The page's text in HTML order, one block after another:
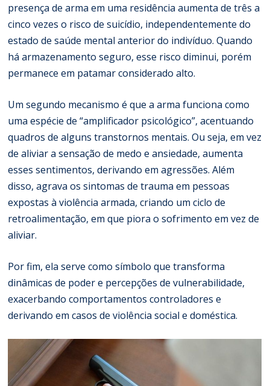
presença de arma em uma residência aumenta de três a
cinco vezes o risco de suicídio, independentemente do
estado de saúde mental anterior do indivíduo. Quando
há armazenamento seguro, esse risco diminui, porém
permanece em patamar considerado alto.
Um segundo mecanismo é que a arma funciona como
uma espécie de “amplificador psicológico”, acentuando
quadros de alguns transtornos mentais. Ou seja, em vez
de aliviar a sensação de medo e ansiedade, aumenta
esses sentimentos, derivando em agressões. Além
disso, agrava os sintomas de trauma em pessoas
expostas à violência armada, criando um ciclo de
retroalimentação, em que piora o sofrimento em vez de
aliviar.
Por fim, ela serve como símbolo que transforma
dinâmicas de poder e percepções de vulnerabilidade,
exacerbando comportamentos controladores e
derivando em casos de violência social e doméstica.